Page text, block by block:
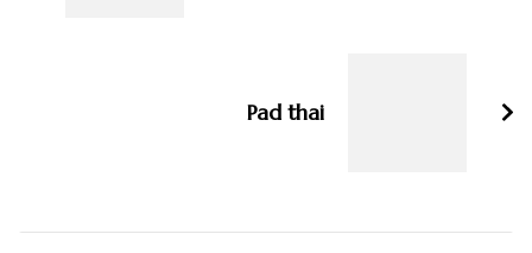
Pad thai